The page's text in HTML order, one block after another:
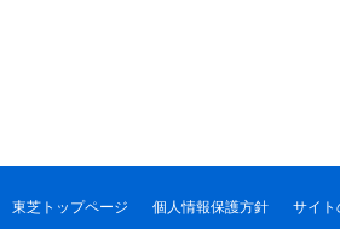
東芝トップページ 個人情報保護方針 サイト